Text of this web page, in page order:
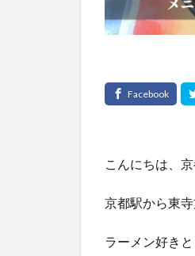
こんにちは、
京都駅から東
ラーメン好き